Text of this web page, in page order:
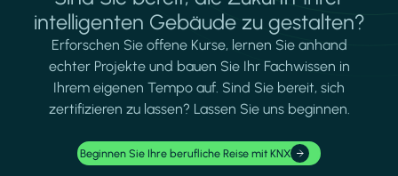
intelligenten Gebäude zu gestalten?
Erforschen Sie offene Kurse, lernen Sie anhand
echter Projekte und bauen Sie Ihr Fachwissen in
Ihrem eigenen Tempo auf. Sind Sie bereit, sich
zertifizieren zu lassen? Lassen Sie uns beginnen.
Beginnen Sie Ihre berufliche Reise mit KNX